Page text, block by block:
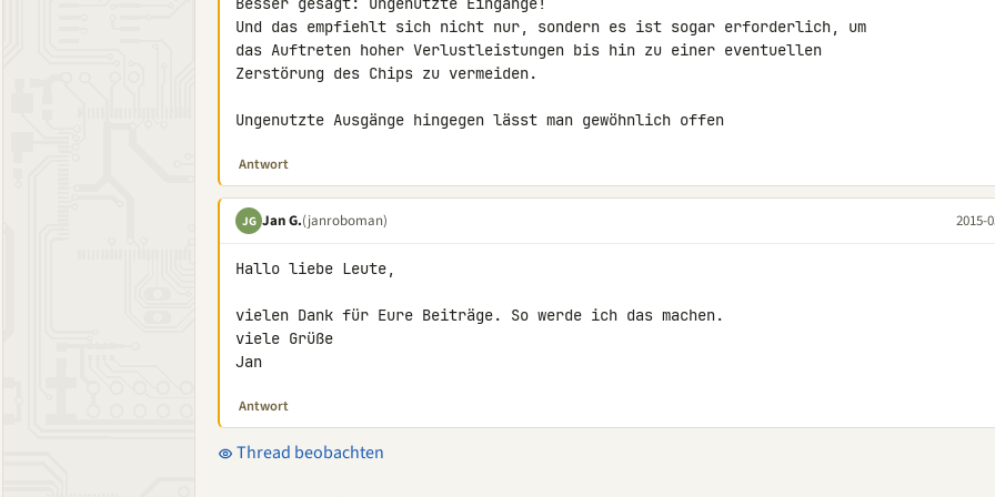
Und das empfiehlt sich nicht nur, sondern es ist sogar erforderlich, um
das Auftreten hoher Verlustleistungen bis hin zu einer eventuellen
Zerstörung des Chips zu vermeiden.
Ungenutzte Ausgänge hingegen lässt man gewöhnlich offen
Antwort
JG Jan G.(janroboman) 2015-
Hallo liebe Leute,
vielen Dank für Eure Beiträge. So werde ich das machen.
viele Grüße
Jan
Antwort
Thread beobachten